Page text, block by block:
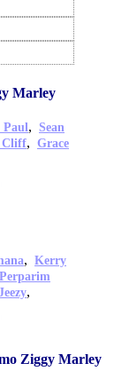
Marley
Paul, Sean
Cliff, Grace
, Kerry
Perparim
,
Ziggy Marley